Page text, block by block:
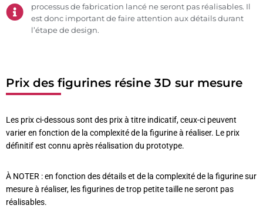
processus de fabrication lancé ne seront pas réalisables. Il
est donc important de faire attention aux détails durant
l’étape de design.
Prix des figurines résine 3D sur mesure
Les prix ci-dessous sont des prix à titre indicatif, ceux-ci peuvent
varier en fonction de la complexité de la figurine à réaliser. Le prix
définitif est connu après réalisation du prototype.
À NOTER : en fonction des détails et de la complexité de la figurine sur
mesure à réaliser, les figurines de trop petite taille ne seront pas
réalisables.